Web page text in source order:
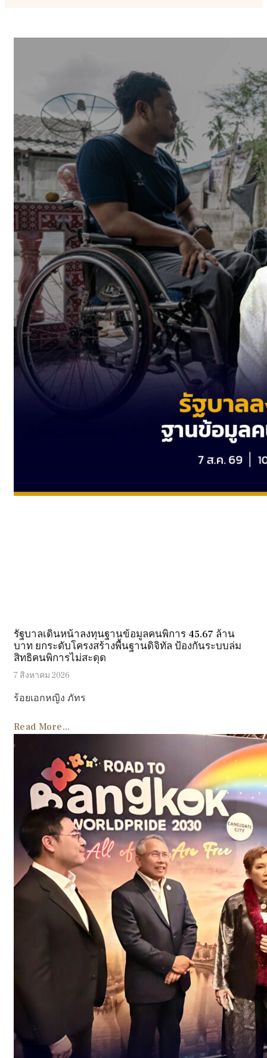
รัฐบาลเดินหน้าลงทุนฐานข้อมูลคนพิการ 45.67 ล้าน
บาท ยกระดับโครงสร้างพื้นฐานดิจิทัล ป้องกันระบบล่ม
สิทธิคนพิการไม่สะดุด
7 สิงหาคม 2026
ร้อยเอกหญิง ภัทร
Read More...